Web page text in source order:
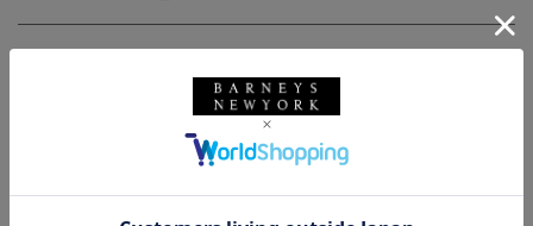
＜アイランド スリッパー＞よりサンダルのご紹介です。
形もベーシックで合わせやすく、カラーがブラックなのでメンズ
ライクなテイストにもハマりやすいです◎